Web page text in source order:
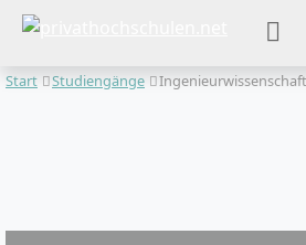
Start Studiengänge